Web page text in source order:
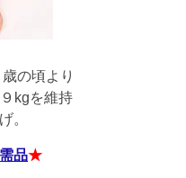
の頃より
kgを維持
。
品★